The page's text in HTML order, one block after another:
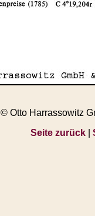
© Otto Harrassowitz
Seite zurück|